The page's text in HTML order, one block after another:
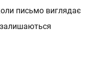
письмо виглядає